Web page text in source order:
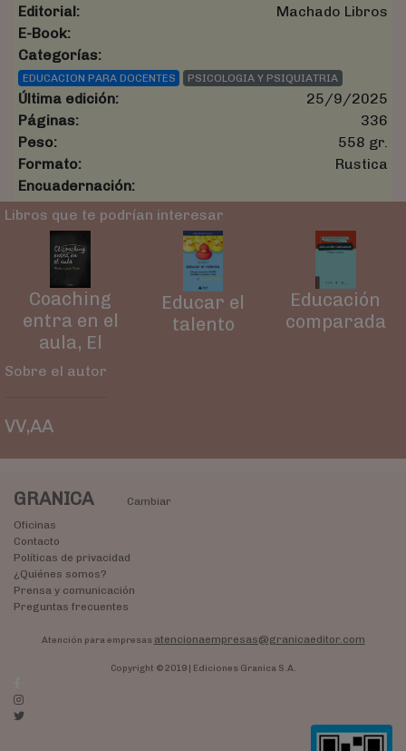
Editorial:
Machado Libros
E-Book:
Categorías:
EDUCACION PARA DOCENTES PSICOLOGIA Y PSIQUIATRIA
Última edición:
25/9/2025
Páginas:
336
Peso:
558 gr.
Formato:
Rustica
Encuadernación:
Libros que te podrían interesar
Coaching
entra en el
aula, El
Educar el
talento
Educación
comparada
Sobre el autor
VV,AA
GRANICA
Cambiar
Oficinas
Contacto
Políticas de privacidad
¿Quiénes somos?
Prensa y comunicación
Preguntas frecuentes
Atención para empresas atencionaempresas@granicaeditor.com
Copyright © 2019 | Ediciones Granica S.A.